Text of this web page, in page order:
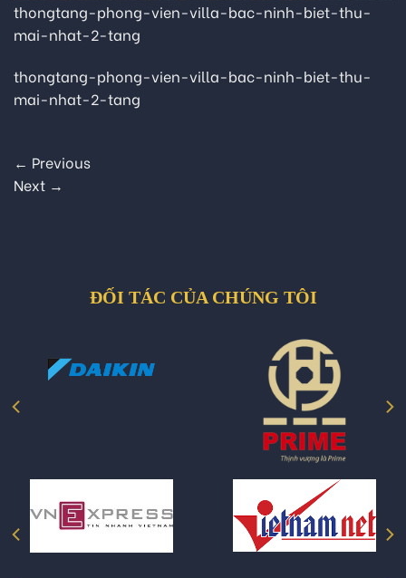
thongtang-phong-vien-villa-bac-ninh-biet-thu-
mai-nhat-2-tang
thongtang-phong-vien-villa-bac-ninh-biet-thu-
mai-nhat-2-tang
← Previous
Next →
ĐỐI TÁC CỦA CHÚNG TÔI